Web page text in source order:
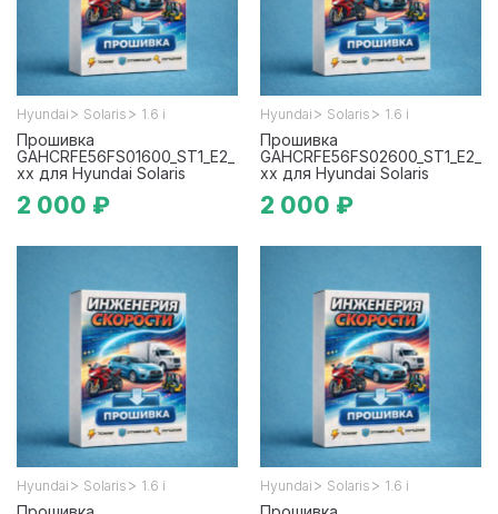
Hyundai > Solaris > 1.6 i
Прошивка
GAHCRFE56FS01600_ST1_E2_
xx для Hyundai Solaris
2 000 ₽
Hyundai > Solaris > 1.6 i
Прошивка
GAHCRFE56FS02600_ST1_E2_
xx для Hyundai Solaris
2 000 ₽
Hyundai > Solaris > 1.6 i Hyundai > Solaris > 1.6 i